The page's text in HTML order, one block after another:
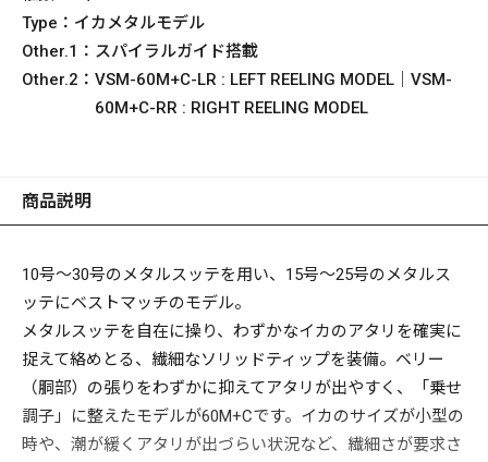
Type： イカメタルモデル
Other.1： スパイラルガイド搭載
Other.2： VSM-60M+C-LR : LEFT REELING MODEL｜VSM-
60M+C-RR : RIGHT REELING MODEL
商品説明
10号～30号のメタルスッテを用い、15号～25号のメタルス
ッテにベストマッチのモデル。
メタルスッテを自在に操り、わずかなイカのアタリを確実に
捉えて絡めとる、繊細なソリッドティップを装備。ベリー
（胴部）の張りをわずかに抑えてアタリが出やすく、「乗せ
調子」に整えたモデルが60M+Cです。イカのサイズが小型の
時や、潮が緩くアタリが出づらい状況など、繊細さが要求さ